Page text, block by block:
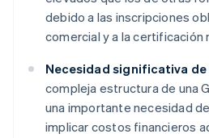
debido a las inscripciones
comercial y a la certificación
Necesidad significativa
compleja estructura de una
una importante necesidad
implicar costos financieros